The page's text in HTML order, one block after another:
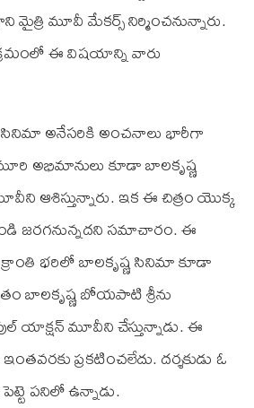
మైత్రి మూవీ మేకర్స్ నిర్మించనున్నారు.
ఈ విషయాన్ని వారు
సినిమా అనేసరికి అంచనాలు భారీగా
అభిమానులు కూడా బాలకృష్ణ
ఆశిస్తున్నారు. ఇక ఈ చిత్రం యొక్క
జరగనున్నదని సమాచారం. ఈ
భరిలో బాలకృష్ణ సినిమా కూడా
బాలకృష్ణ బోయపాటి శ్రీను
యాక్షన్ మూవీని చేస్తున్నాడు. ఈ
ప్రకటించలేదు. దర్శకుడు ఓ
పనిలో ఉన్నాడు.